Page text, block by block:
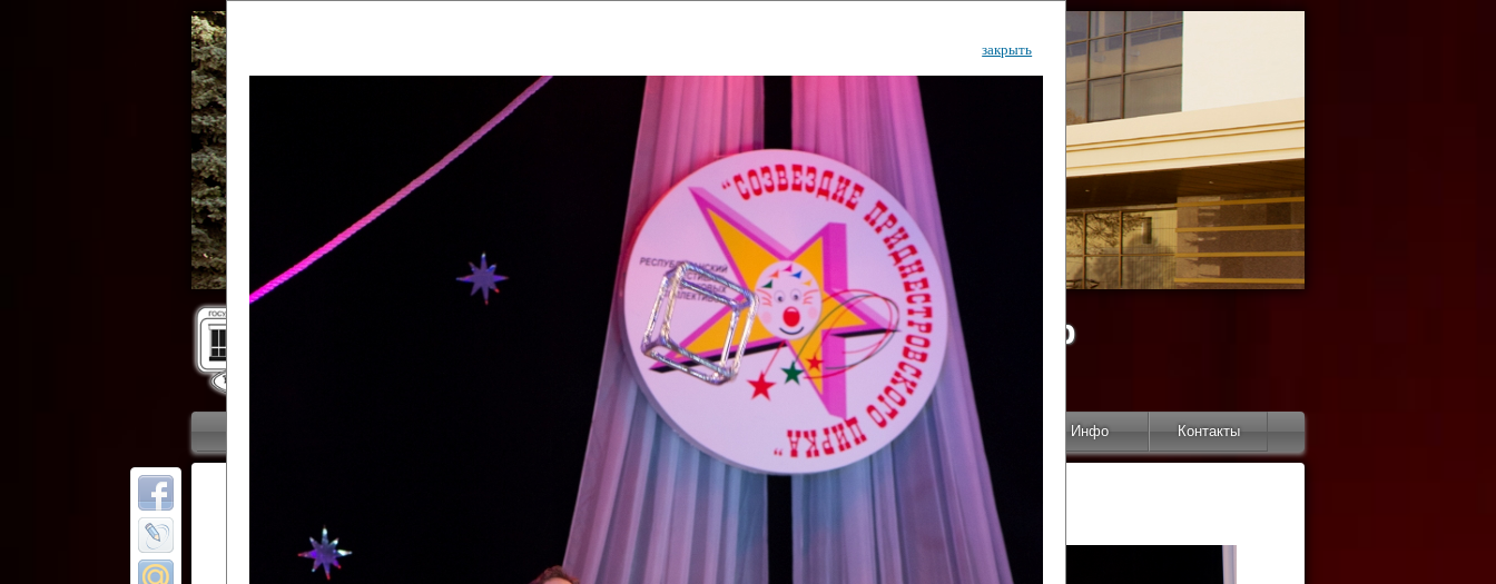
Государственный культурный центр
Дворец Республики
Новости Арт-монитор Арт-прожектор Инфо Контакты
ОТЧЕТЫ ГКЦ "ДВОРЕЦ РЕСПУБЛИКИ"
закрыть
Все отчеты
Финал Республиканского фестиваля